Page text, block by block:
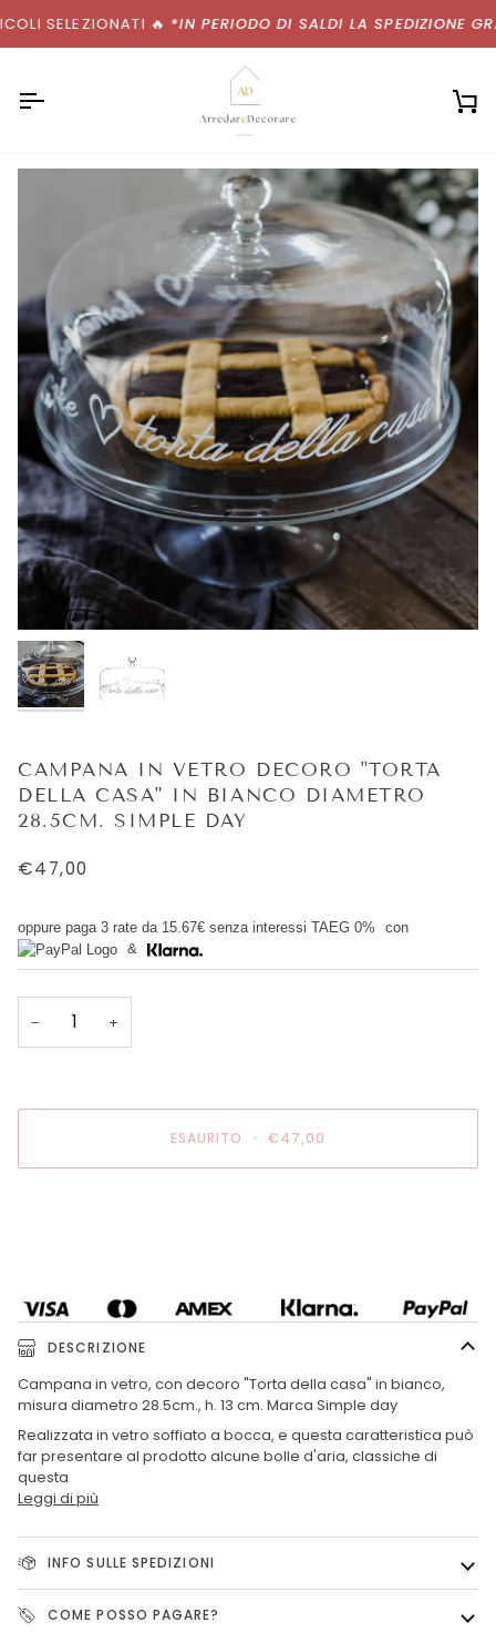
al
contenuto
SELEZIONATI🔥 *IN PERIODO DI SALDI LA SPEDIZIONE
CAMPANA IN VETRO DECORO "TORTA
DELLA CASA" IN BIANCO DIAMETRO
28.5CM. SIMPLE DAY
€47,00
oppure paga 3 rate da 15.67€ senza interessi TAEG 0%
con
&
− +
ESAURITO • €47,00
DESCRIZIONE
Campana in vetro, con decoro "Torta della casa" in bianco,
misura diametro 28.5cm., h. 13 cm. Marca Simple day
Realizzata in vetro soffiato a bocca, e questa caratteristica può
far presentare al prodotto alcune bolle d'aria, classiche di
questa
Leggi di più
INFO SULLE SPEDIZIONI
COME POSSO PAGARE?